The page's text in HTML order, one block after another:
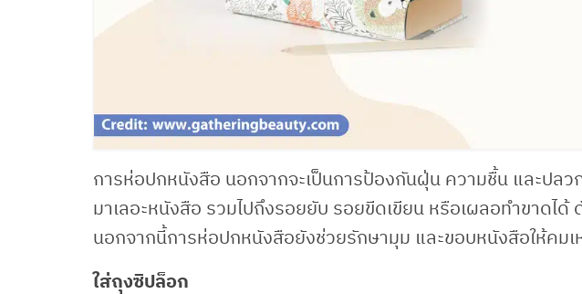
การห่อปกหนังสือ นอกจากจะเป็นการป้องกันฝุ่น ความชื้น และปล
มาเลอะหนังสือ รวมไปถึงรอยยับ รอยขีดเขียน หรือเผลอทำขาดไ
นอกจากนี้การห่อปกหนังสือยังช่วยรักษามุม และขอบหนังสือให้คมเ
ใส่ถุงซิปล็อก